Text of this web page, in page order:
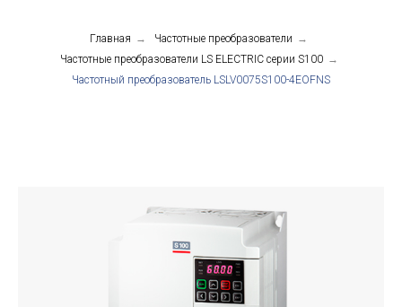
Главная → Частотные преобразователи →
Частотные преобразователи LS ELECTRIC серии S100 →
Частотный преобразователь LSLV0075S100-4EOFNS